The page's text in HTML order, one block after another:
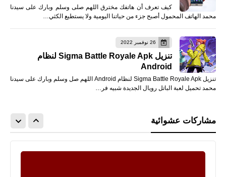
كيف تعرف أن هاتفك مخترق اللهم صلى وسلم وبارك على سيدنا
محمد الهاتف المحمول أصبح جزء من حياتنا اليومية ولا يستطيع الكثي…
26 نوفمبر 2022
تنزيل Sigma Battle Royale Apk لنظام
Android
تنزيل Sigma Battle Royale Apk لنظام Android اللهم صل وسلم وبارك على سيدنا
محمد تحميل لعبة الباتل رويال الجديدة شبيه فر…
مشاركات عشوائية